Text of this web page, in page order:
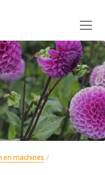
en machines